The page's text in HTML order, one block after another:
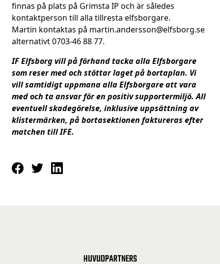
finnas på plats på Grimsta IP och är således
kontaktperson till alla tillresta elfsborgare.
Martin kontaktas på martin.andersson@elfsborg.se
alternativt 0703-46 88 77.
IF Elfsborg vill på förhand tacka alla Elfsborgare
som reser med och stöttar laget på bortaplan. Vi
vill samtidigt uppmana alla Elfsborgare att vara
med och ta ansvar för en positiv supportermiljö. All
eventuell skadegörelse, inklusive uppsättning av
klistermärken, på bortasektionen faktureras efter
matchen till IFE.
HUVUDPARTNERS